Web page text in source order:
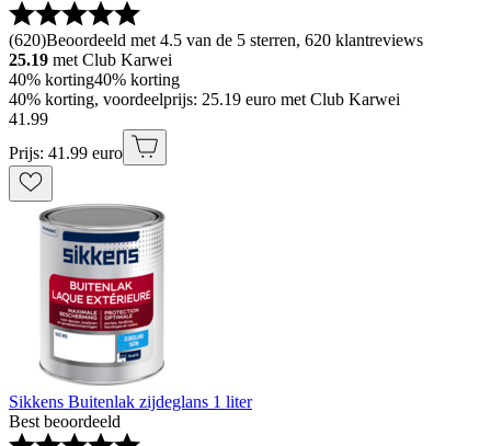
(620)Beoordeeld met 4.5 van de 5 sterren, 620 klantreviews
25.19 met Club Karwei
40% korting40% korting
40% korting, voordeelprijs: 25.19 euro met Club Karwei
41 .99
Prijs: 41.99 euro
Sikkens Buitenlak zijdeglans 1 liter
Best beoordeeld